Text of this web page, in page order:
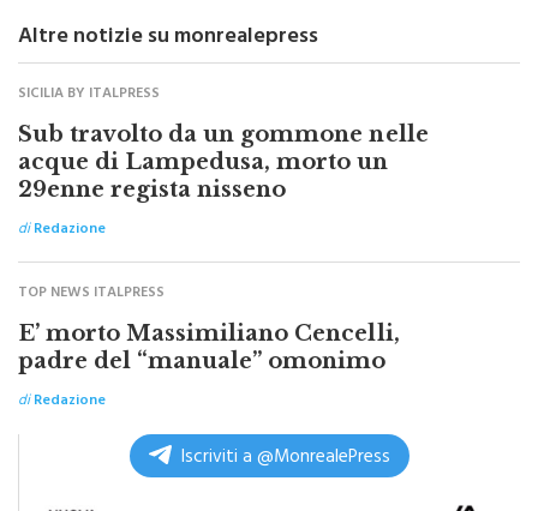
Altre notizie su monrealepress
SICILIA BY ITALPRESS
Sub travolto da un gommone nelle
acque di Lampedusa, morto un
29enne regista nisseno
diRedazione
TOP NEWS ITALPRESS
E’ morto Massimiliano Cencelli,
padre del “manuale” omonimo
di